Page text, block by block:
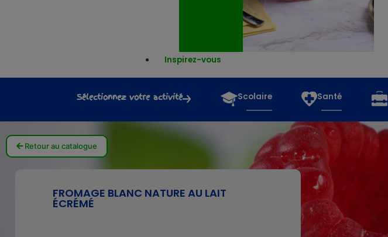
Inspirez-vous
Sélectionnez votre activité Scolaire Santé
Retour au catalogue
FROMAGE BLANC NATURE AU LAIT
ÉCRÉMÉ